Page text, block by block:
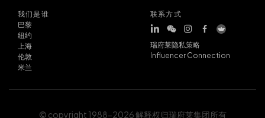
我们是谁
巴黎
纽约
上海
伦敦
米兰
联系方式
瑞府莱隐私策略
Influencer Connection
© copyright 1988-2026 解释权归瑞府莱集团所有